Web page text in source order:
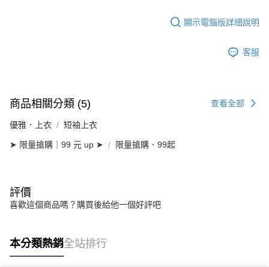
顯示電腦版詳細說明
客服
商品相關分類 (5) 查看全部
優雅．上衣 短袖上衣
➤ 限量搶購｜99 元 up ➤ 限量搶購．99起
評價
喜歡這個商品嗎？購買後給他一個好評吧
本分類熱銷全站排行